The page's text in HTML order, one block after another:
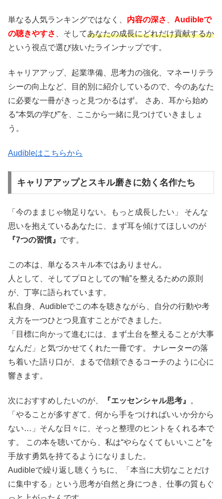
単なる人気ランキングではなく、 内容の深さ
Audibleで
の聴きやすさ
、そしてあなたの成長にどれだけ貢献するか
という視点で選び抜いたラインナップです。
キャリアアップ、起業準備、思考力の強化、マネーリテラ
シーの向上など、目的別に紹介しているので、今のあなた
に必要な一冊がきっと見つかるはず。 さあ、耳から始め
る“本気の学び”を、ここから一緒に見つけていきましょ
う。
Audibleはこちらから
キャリアアップとスキル磨きに効く名作たち
「今のままじゃ物足りない。もっと成長したい」 そんな
思いを抱えているあなたに、まず耳を傾けてほしいのが
『7つの習慣』 です。
この本は、単なるスキル本ではありません。
人として、そしてプロとしての“軸”を整えるための原則
が、丁寧に語られています。
私自身、Audibleでこの本を聴きながら、自分の行動や考
え方を一つひとつ見直すことができました。
「目標に向かって進むには、まず土台を整えることが大事
なんだ」と気づかせてくれた一冊です。 ナレーターの落
ち着いた語り口が、まるで信頼できるコーチのように心に
響きます。
次におすすめしたいのが、 『エッセンシャル思考』 。
「やることが多すぎて、何から手をつければいいか分から
ない…」そんな日々に、そっと整理のヒントをくれる本で
す。 この本を聴いてから、私は“やらなくてもいいこと”を
手放す勇気を持てるようになりました。
Audibleで繰り返し聴くうちに、「本当に大切なことだけ
に集中する」という思考が自然と身につき、仕事の質もぐ